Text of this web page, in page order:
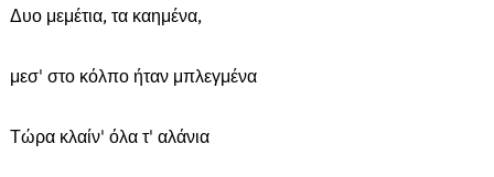
Δυο μεμέτια, τα καημένα,
μεσ' στο κόλπο ήταν μπλεγμένα
Τώρα κλαίν' όλα τ' αλάνια